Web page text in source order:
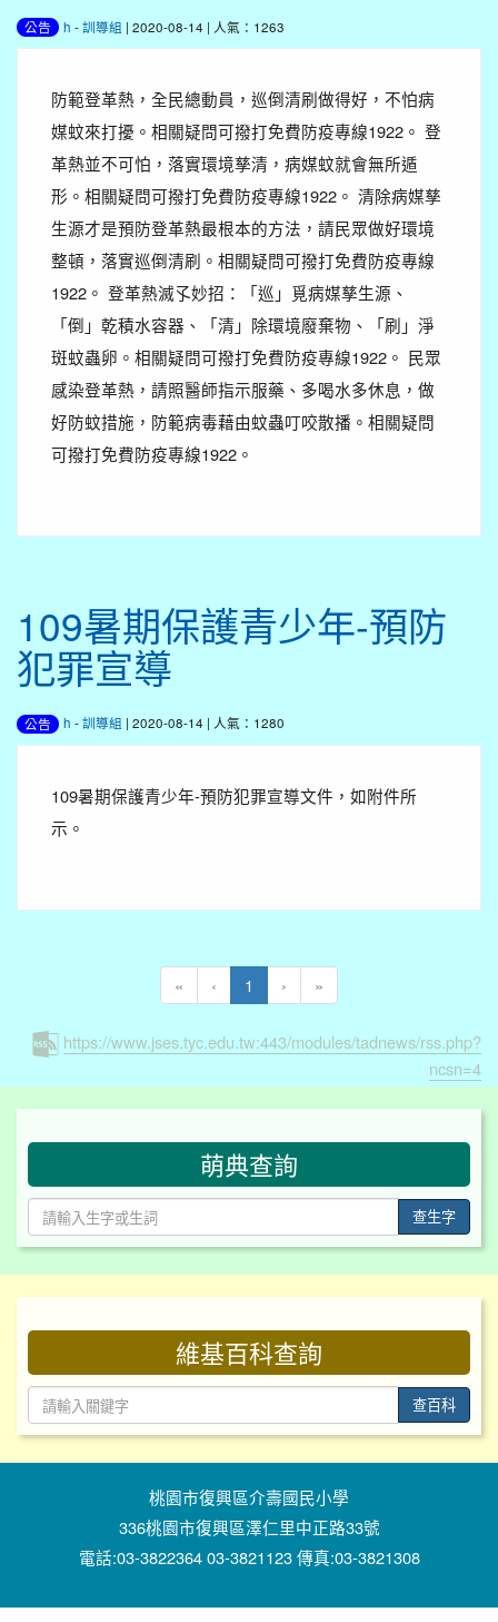
公告 h -訓導組 | 2020-08-14 | 人氣：1263
防範登革熱，全民總動員，巡倒清刷做得好，不怕病
媒蚊來打擾。相關疑問可撥打免費防疫專線1922。 登
革熱並不可怕，落實環境孳清，病媒蚊就會無所遁
形。相關疑問可撥打免費防疫專線1922。 清除病媒孳
生源才是預防登革熱最根本的方法，請民眾做好環境
整頓，落實巡倒清刷。相關疑問可撥打免費防疫專線
1922。 登革熱滅孓妙招：「巡」覓病媒孳生源、
「倒」乾積水容器、「清」除環境廢棄物、「刷」淨
斑蚊蟲卵。相關疑問可撥打免費防疫專線1922。 民眾
感染登革熱，請照醫師指示服藥、多喝水多休息，做
好防蚊措施，防範病毒藉由蚊蟲叮咬散播。相關疑問
可撥打免費防疫專線1922。
109暑期保護青少年-預防
犯罪宣導
公告 h -訓導組 | 2020-08-14 | 人氣：1280
109暑期保護青少年-預防犯罪宣導文件，如附件所
示。
« ‹ 1 (current)
› »
https://www.jses.tyc.edu.tw:443/modules/tadnews/rss.php?
ncsn=4
萌典查詢
查生字
維基百科查詢
查百科
桃園市復興區介壽國民小學
336桃園市復興區澤仁里中正路33號
電話:03-3822364 03-3821123 傳真:03-3821308